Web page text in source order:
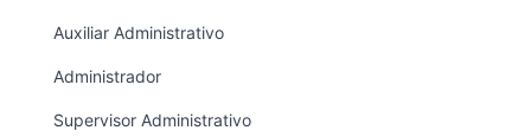
Auxiliar Administrativo
Administrador
Supervisor Administrativo